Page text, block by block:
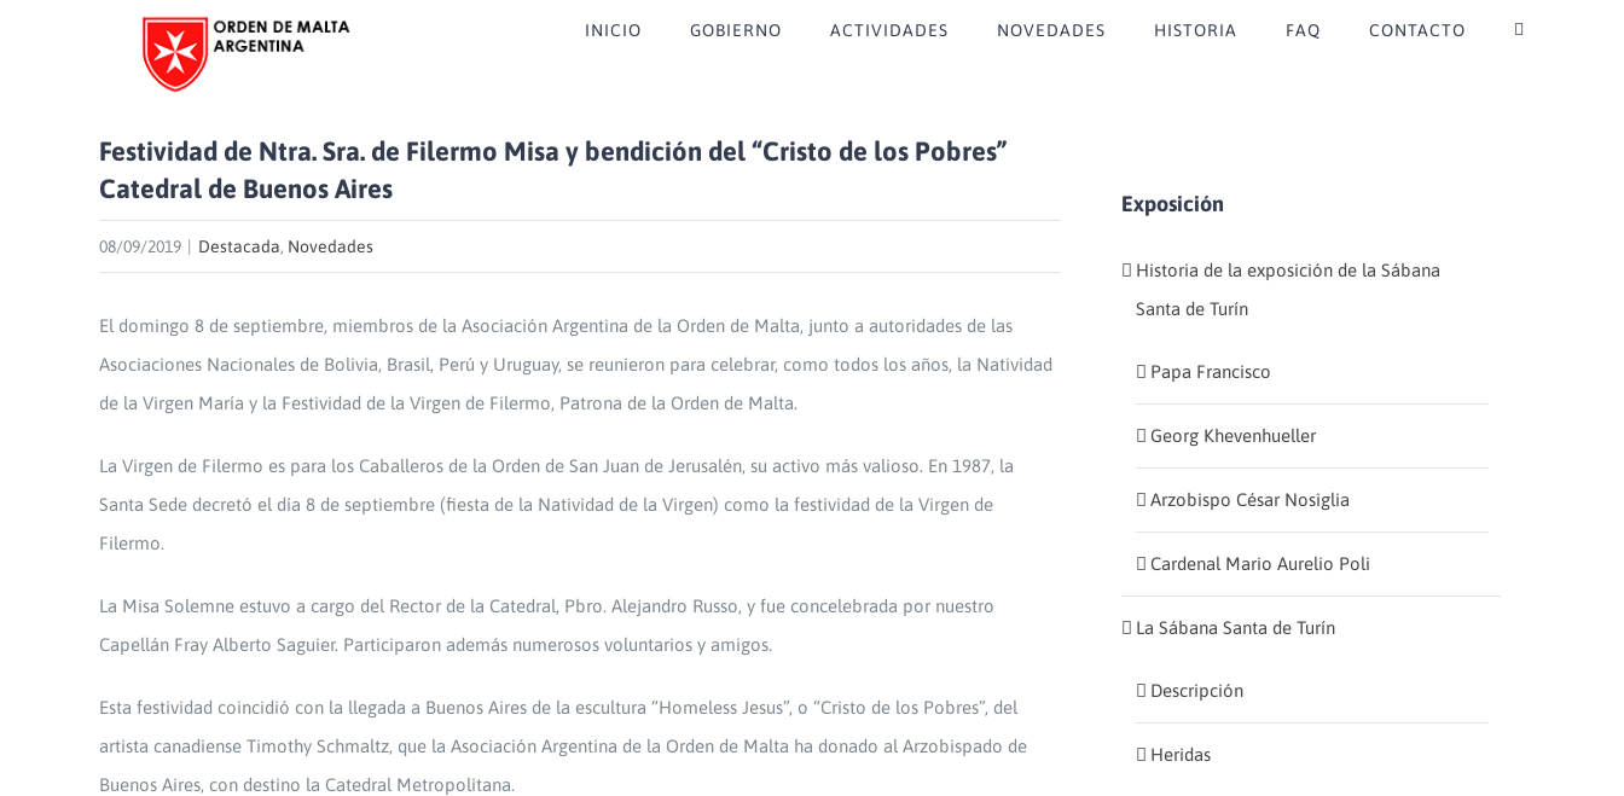
INICIO GOBIERNO ACTIVIDADES NOVEDADES HISTORIA FAQ CONTACTO
Festividad de Ntra. Sra. de Filermo Misa y bendición del “Cristo de los Pobres”
Catedral de Buenos Aires
08/09/2019 Destacada, Novedades
El domingo 8 de septiembre, miembros de la Asociación Argentina de la Orden de Malta, junto a autoridades de las
Asociaciones Nacionales de Bolivia, Brasil, Perú y Uruguay, se reunieron para celebrar, como todos los años, la Natividad
de la Virgen María y la Festividad de la Virgen de Filermo, Patrona de la Orden de Malta.
La Virgen de Filermo es para los Caballeros de la Orden de San Juan de Jerusalén, su activo más valioso. En 1987, la
Santa Sede decretó el día 8 de septiembre (fiesta de la Natividad de la Virgen) como la festividad de la Virgen de
Filermo.
La Misa Solemne estuvo a cargo del Rector de la Catedral, Pbro. Alejandro Russo, y fue concelebrada por nuestro
Capellán Fray Alberto Saguier. Participaron además numerosos voluntarios y amigos.
Esta festividad coincidió con la llegada a Buenos Aires de la escultura “Homeless Jesus”, o “Cristo de los Pobres”, del
artista canadiense Timothy Schmaltz, que la Asociación Argentina de la Orden de Malta ha donado al Arzobispado de
Buenos Aires, con destino la Catedral Metropolitana.
Exposición
Historia de la exposición de la Sábana
Santa de Turín
Papa Francisco
Georg Khevenhueller
Arzobispo César Nosiglia
Cardenal Mario Aurelio Poli
La Sábana Santa de Turín
Descripción
Heridas